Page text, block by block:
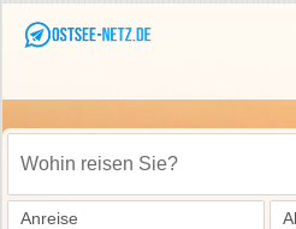
Wohin reisen Sie?
Anreise